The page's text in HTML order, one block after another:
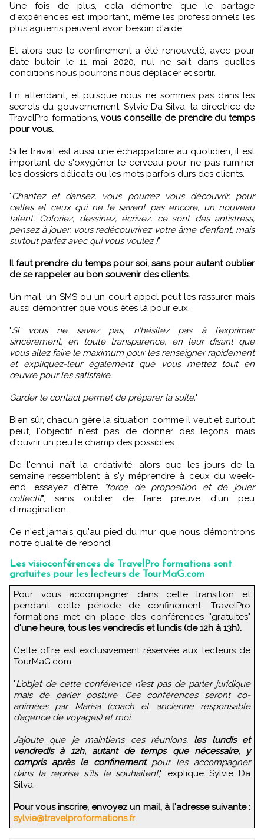
Une fois de plus, cela démontre que le partage
d'expériences est important, même les professionnels les
plus aguerris peuvent avoir besoin d'aide.
Et alors que le confinement a été renouvelé, avec pour
date butoir le 11 mai 2020, nul ne sait dans quelles
conditions nous pourrons nous déplacer et sortir.
En attendant, et puisque nous ne sommes pas dans les
secrets du gouvernement, Sylvie Da Silva, la directrice de
TravelPro formations,vous conseille de prendre du temps
pour vous.
Si le travail est aussi une échappatoire au quotidien, il est
important de s'oxygéner le cerveau pour ne pas ruminer
les dossiers délicats ou les mots parfois durs des clients.
"Chantez et dansez, vous pourrez vous découvrir, pour
celles et ceux qui ne le savent pas encore, un nouveau
talent. Coloriez, dessinez, écrivez, ce sont des antistress,
pensez à jouer, vous redécouvrirez votre âme d’enfant, mais
surtout parlez avec qui vous voulez !"
Il faut prendre du temps pour soi, sans pour autant oublier
de se rappeler au bon souvenir des clients.
Un mail, un SMS ou un court appel peut les rassurer, mais
aussi démontrer que vous êtes là pour eux.
"Si vous ne savez pas, n’hésitez pas à l’exprimer
sincèrement, en toute transparence, en leur disant que
vous allez faire le maximum pour les renseigner rapidement
et expliquez-leur également que vous mettez tout en
œuvre pour les satisfaire.
Garder le contact permet de préparer la suite."
Bien sûr, chacun gère la situation comme il veut et surtout
peut, l'objectif n'est pas de donner des leçons, mais
d'ouvrir un peu le champ des possibles.
De l'ennui naît la créativité, alors que les jours de la
semaine ressemblent à s'y méprendre à ceux du week-
end, essayez d'être
"force de proposition et de jouer
collectif", sans oublier de faire preuve d'un peu
d'imagination.
Ce n'est jamais qu'au pied du mur que nous démontrons
notre qualité de rebond.
Les visioconférences de TravelPro formations sont
gratuites pour les lecteurs de TourMaG.com
Pour vous accompagner dans cette transition et
pendant cette période de confinement, TravelPro
formations met en place des conférences "gratuites"
d'une heure, tous les vendredis et lundis (de 12h à 13h).
Cette offre est exclusivement réservée aux lecteurs de
TourMaG.com.
"L’objet de cette conférence n’est pas de parler juridique
mais de parler posture. Ces conférences seront co-
animées par Marisa (coach et ancienne responsable
d’agence de voyages) et moi.
J’ajoute que je maintiens ces réunions,les lundis et
vendredis à 12h, autant de temps que nécessaire, y
compris après le confinementpour les accompagner
dans la reprise s'ils le souhaitent," explique Sylvie Da
Silva.
Pour vous inscrire, envoyez un mail, à l'adresse suivante :
sylvie@travelproformations.fr